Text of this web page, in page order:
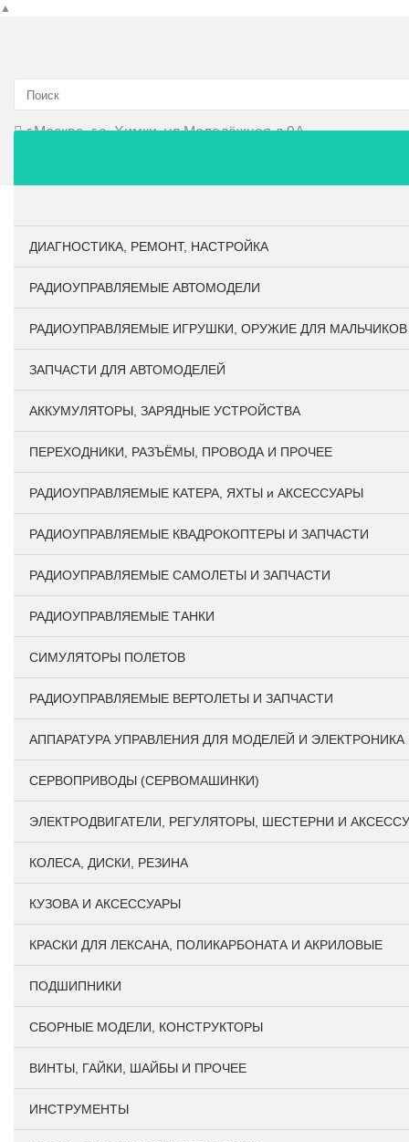
▲
г.Москва, г.о. Химки, ул.Молодёжная д.9А
ДИАГНОСТИКА, РЕМОНТ, НАСТРОЙКА
РАДИОУПРАВЛЯЕМЫЕ АВТОМОДЕЛИ
РАДИОУПРАВЛЯЕМЫЕ ИГРУШКИ, ОРУЖИЕ ДЛЯ МАЛЬЧИКОВ
ЗАПЧАСТИ ДЛЯ АВТОМОДЕЛЕЙ
АККУМУЛЯТОРЫ, ЗАРЯДНЫЕ УСТРОЙСТВА
ПЕРЕХОДНИКИ, РАЗЪЁМЫ, ПРОВОДА И ПРОЧЕЕ
РАДИОУПРАВЛЯЕМЫЕ КАТЕРА, ЯХТЫ и АКСЕССУАРЫ
РАДИОУПРАВЛЯЕМЫЕ КВАДРОКОПТЕРЫ И ЗАПЧАСТИ
РАДИОУПРАВЛЯЕМЫЕ САМОЛЕТЫ И ЗАПЧАСТИ
РАДИОУПРАВЛЯЕМЫЕ ТАНКИ
СИМУЛЯТОРЫ ПОЛЕТОВ
РАДИОУПРАВЛЯЕМЫЕ ВЕРТОЛЕТЫ И ЗАПЧАСТИ
АППАРАТУРА УПРАВЛЕНИЯ ДЛЯ МОДЕЛЕЙ И ЭЛЕКТРОНИКА
СЕРВОПРИВОДЫ (СЕРВОМАШИНКИ)
ЭЛЕКТРОДВИГАТЕЛИ, РЕГУЛЯТОРЫ, ШЕСТЕРНИ И
КОЛЕСА, ДИСКИ, РЕЗИНА
КУЗОВА И АКСЕССУАРЫ
КРАСКИ ДЛЯ ЛЕКСАНА, ПОЛИКАРБОНАТА И АКРИЛОВЫЕ
ПОДШИПНИКИ
CБОРНЫЕ МОДЕЛИ, КОНСТРУКТОРЫ
ВИНТЫ, ГАЙКИ, ШАЙБЫ И ПРОЧЕЕ
ИНСТРУМЕНТЫ